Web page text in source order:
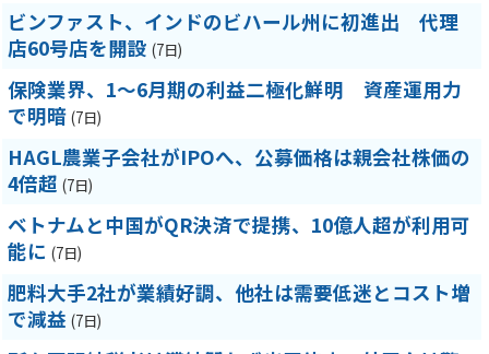
ビンファスト、インドのビハール州に初進出 代理
店60号店を開設 (7日)
保険業界、1～6月期の利益二極化鮮明 資産運用力
で明暗 (7日)
HAGL農業子会社がIPOへ、公募価格は親会社株価の
4倍超 (7日)
ベトナムと中国がQR決済で提携、10億人超が利用可
能に (7日)
肥料大手2社が業績好調、他社は需要低迷とコスト増
で減益 (7日)